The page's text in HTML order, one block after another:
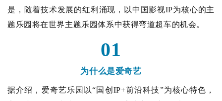
是，随着技术发展的红利涌现，以中国影视IP为核心的主
题乐园将在世界主题乐园体系中获得弯道超车的机会。
01
为什么是爱奇艺
据介绍，爱奇艺乐园以“国创IP+前沿科技”为核心特色，